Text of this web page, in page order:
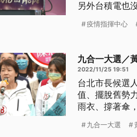
另外台積電也
疫情指揮中心
九合一大選／
2022/11/25 19:51
台北市長候選
值、擺脫舊勢
雨衣、撐著傘
驗的，要爭取
九合一大選